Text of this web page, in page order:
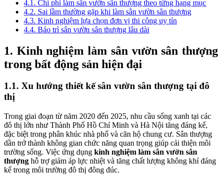
4.1. Chi phí làm sân vườn sân thượng theo từng hạng mục
4.2. Sai lầm thường gặp khi làm sân vườn sân thượng
4.3. Kinh nghiệm lựa chọn đơn vị thi công uy tín
4.4. Bảo trì sân vườn sân thượng lâu dài
1. Kinh nghiệm làm sân vườn sân thượng
trong bất động sản hiện đại
1.1. Xu hướng thiết kế sân vườn sân thượng tại đô
thị
Trong giai đoạn từ năm 2020 đến 2025, nhu cầu sống xanh tại các
đô thị lớn như Thành Phố Hồ Chí Minh và Hà Nội tăng đáng kể,
đặc biệt trong phân khúc nhà phố và căn hộ chung cư. Sân thượng
dần trở thành không gian chức năng quan trọng giúp cải thiện môi
trường sống. Việc ứng dụng kinh nghiệm làm sân vườn sân
thượng hỗ trợ giảm áp lực nhiệt và tăng chất lượng không khí đáng
kể trong môi trường đô thị đông đúc.